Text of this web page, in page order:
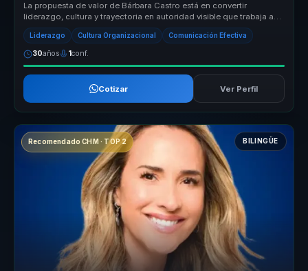
La propuesta de valor de Bárbara Castro está en convertir
liderazgo, cultura y trayectoria en autoridad visible que trabaja a
favor del n...
Liderazgo Cultura Organizacional Comunicación Efectiva
30años 1conf.
Cotizar Ver Perfil
Recomendado CHM · TOP 2 BILINGÜE